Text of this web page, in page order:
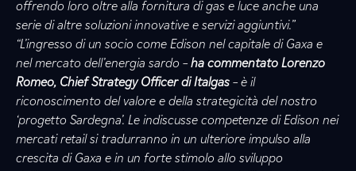
offrendo loro oltre alla fornitura di gas e luce anche una
serie di altre soluzioni innovative e servizi aggiuntivi.”
“L’ingresso di un socio come Edison nel capitale di Gaxa e
nel mercato dell’energia sardo – ha commentato Lorenzo
Romeo, Chief Strategy Officer di Italgas – è il
riconoscimento del valore e della strategicità del nostro
‘progetto Sardegna’. Le indiscusse competenze di Edison nei
mercati retail si tradurranno in un ulteriore impulso alla
crescita di Gaxa e in un forte stimolo allo sviluppo